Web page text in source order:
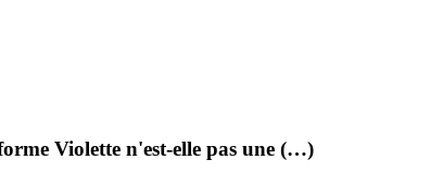
Violette n'est-elle pas une (…)